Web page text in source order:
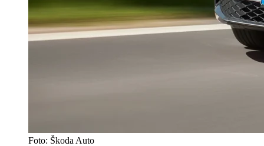
Foto: Škoda Auto